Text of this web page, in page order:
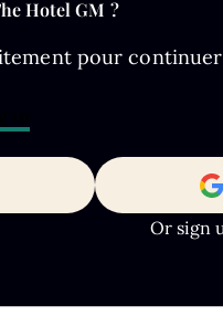
Hotel GM ?
pour
Or sign